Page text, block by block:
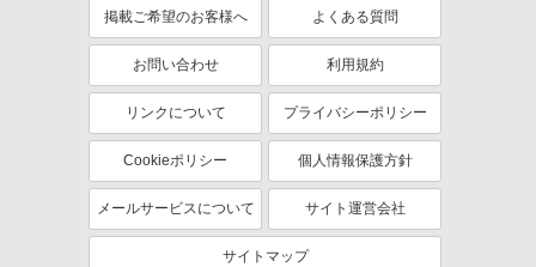
掲載ご希望のお客様へ よくある質問
お問い合わせ 利用規約
リンクについて プライバシーポリシー
Cookieポリシー 個人情報保護方針
メールサービスについて サイト運営会社
サイトマップ